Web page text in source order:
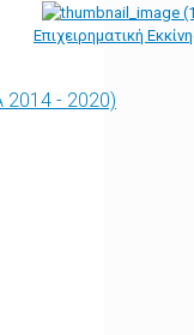
Επιχειρηματική
2014 - 2020)